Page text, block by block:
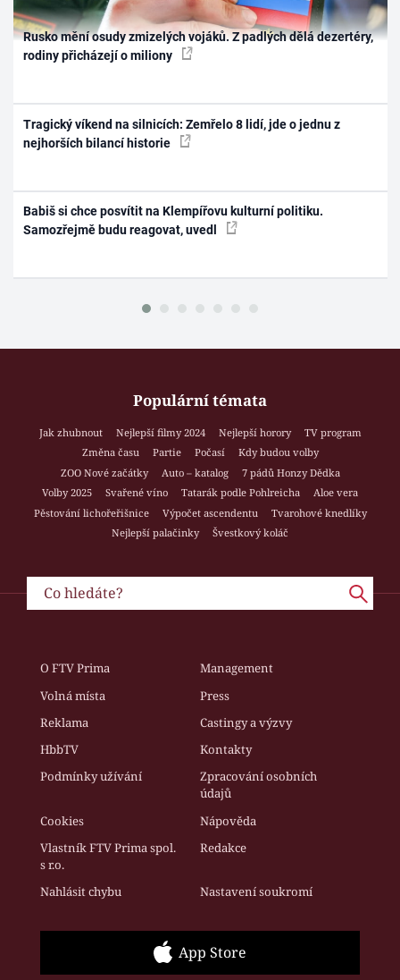
Rusko mění osudy zmizelých vojáků. Z padlých dělá dezertéry,
rodiny přicházejí o miliony
Tragický víkend na silnicích: Zemřelo 8 lidí, jde o jednu z
nejhorších bilancí historie
Babiš si chce posvítit na Klempířovu kulturní politiku.
Samozřejmě budu reagovat, uvedl
Populární témata
Jak zhubnout Nejlepší filmy 2024 Nejlepší horory
TV program
Změna času
Partie Počasí
Kdy budou volby
ZOO Nové začátky
Auto – katalog
7 pádů Honzy Dědka
Volby 2025
Svařené víno Tatarák podle Pohlreicha
Aloe vera
Pěstování lichořeřišnice
Výpočet ascendentu
Tvarohové knedlíky
Nejlepší palačinky
Švestkový koláč
O FTV Prima
Management
Volná místa
Press
Reklama
Castingy a výzvy
HbbTV
Kontakty
Podmínky užívání
Zpracování osobních
údajů
Cookies
Nápověda
Vlastník FTV Prima spol.
s r.o.
Redakce
Nahlásit chybu Nastavení soukromí
App Store